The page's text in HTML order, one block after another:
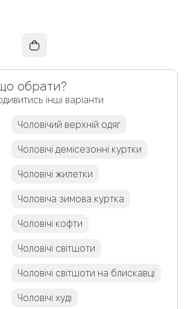
обрати?
інші варіанти
Чоловічий верхній одяг
Чоловічі демісезонні куртки
Чоловічі жилетки
Чоловіча зимова куртка
Чоловічі кофти
Чоловічі світшоти
Чоловічі світшоти на блискавці
Чоловічі худі